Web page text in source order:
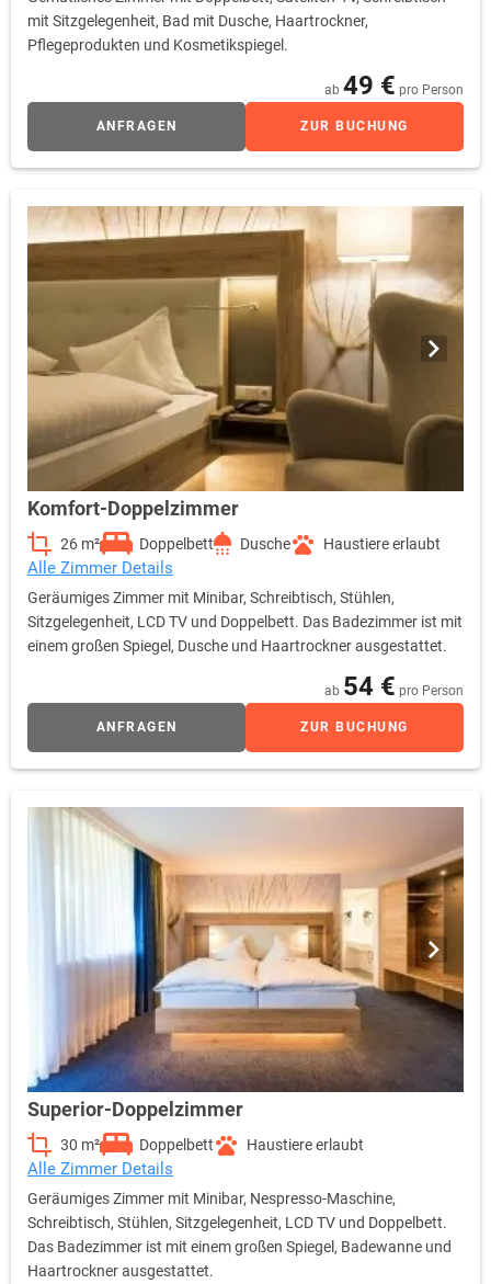
mit Sitzgelegenheit, Bad mit Dusche, Haartrockner,
Pflegeprodukten und Kosmetikspiegel.
ab 49 € pro Person
ANFRAGEN ZUR BUCHUNG
Komfort-Doppelzimmer
26 m² Doppelbett Dusche Haustiere erlaubt
Alle Zimmer Details
Geräumiges Zimmer mit Minibar, Schreibtisch, Stühlen,
Sitzgelegenheit, LCD TV und Doppelbett. Das Badezimmer ist mit
einem großen Spiegel, Dusche und Haartrockner ausgestattet.
ab 54 € pro Person
ANFRAGEN ZUR BUCHUNG
Superior-Doppelzimmer
30 m² Doppelbett Haustiere erlaubt
Alle Zimmer Details
Geräumiges Zimmer mit Minibar, Nespresso-Maschine,
Schreibtisch, Stühlen, Sitzgelegenheit, LCD TV und Doppelbett.
Das Badezimmer ist mit einem großen Spiegel, Badewanne und
Haartrockner ausgestattet.